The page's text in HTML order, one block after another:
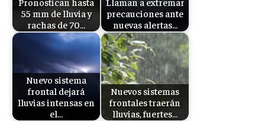
55 mm de lluvia y
rachas de 70…
precauciones ante
nuevas alertas…
Nuevo sistema
frontal dejará
lluvias intensas en
el…
Nuevos sistemas
frontales traerán
lluvias, fuertes…